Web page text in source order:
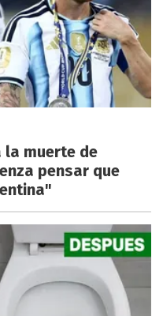
la muerte de
pensar que